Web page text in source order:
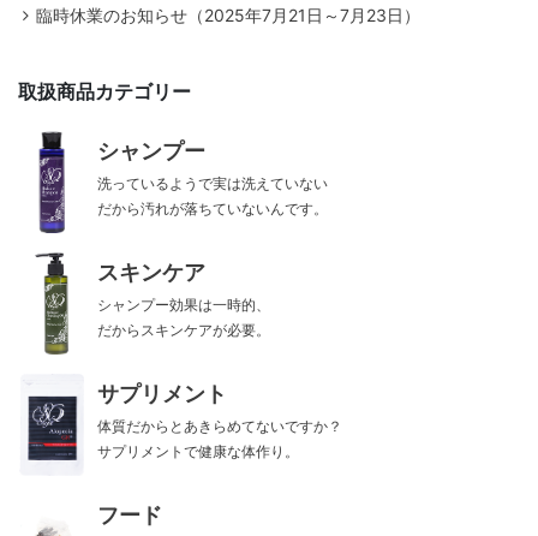
臨時休業のお知らせ（2025年7月21日～7月23日）
取扱商品カテゴリー
シャンプー
洗っているようで実は洗えていない
だから汚れが落ちていないんです。
スキンケア
シャンプー効果は一時的、
だからスキンケアが必要。
サプリメント
体質だからとあきらめてないですか？
サプリメントで健康な体作り。
フード